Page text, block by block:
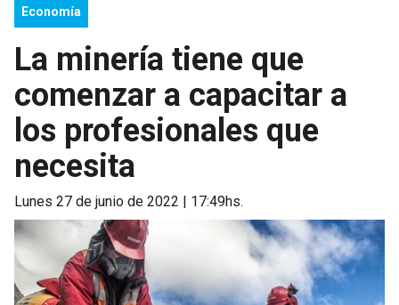
Economía
La minería tiene que
comenzar a capacitar a
los profesionales que
necesita
lunes 27 de junio de 2022 | 17:49hs.